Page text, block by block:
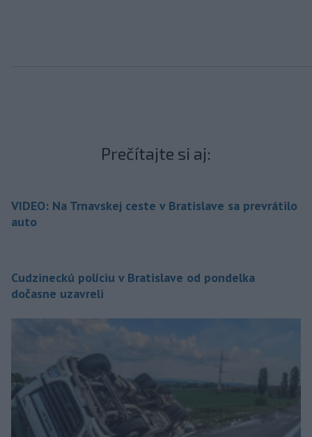
Prečítajte si aj:
VIDEO: Na Trnavskej ceste v Bratislave sa prevrátilo
auto
Cudzineckú políciu v Bratislave od pondelka
dočasne uzavreli